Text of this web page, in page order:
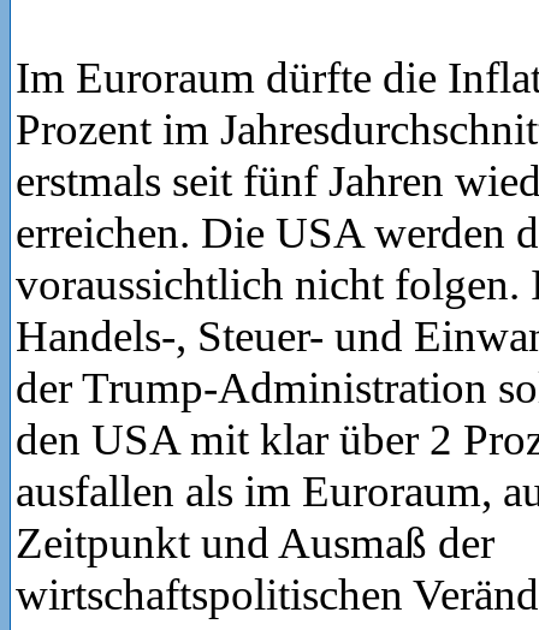
Im Euroraum dürfte die
Prozent im
erstmals seit fünf Jahren
erreichen. Die USA werden
voraussichtlich nicht folgen.
Handels-, Steuer- und
der Trump-Administration
den USA mit klar über 2
ausfallen als im Euroraum,
Zeitpunkt und Ausmaß der
wirtschaftspolitischen